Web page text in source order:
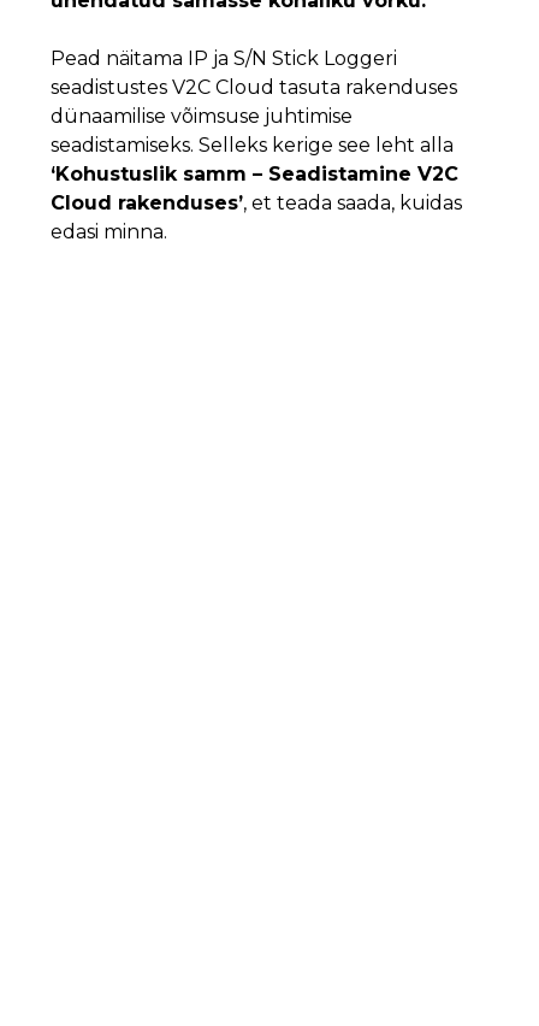
Pead näitama IP ja S/N Stick Loggeri
seadistustes V2C Cloud tasuta rakenduses
dünaamilise võimsuse juhtimise
seadistamiseks. Selleks kerige see leht alla
‘Kohustuslik samm – Seadistamine V2C
Cloud rakenduses’, et teada saada, kuidas
edasi minna.